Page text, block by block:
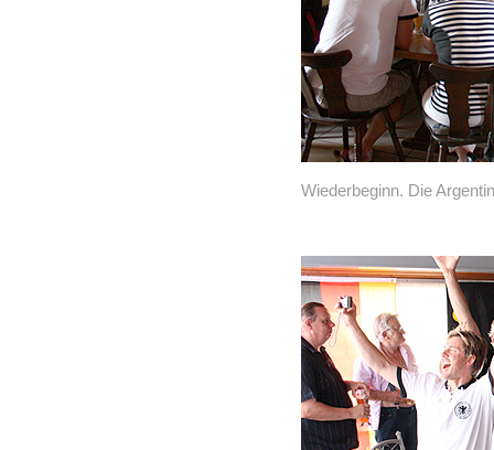
Wiederbeginn. Die